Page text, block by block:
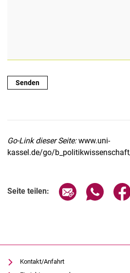
Go-Link dieser Seite:www.uni-
kassel.de/go/
Seite teilen: Seite über E-
Seite
Kontakt/Anfahrt